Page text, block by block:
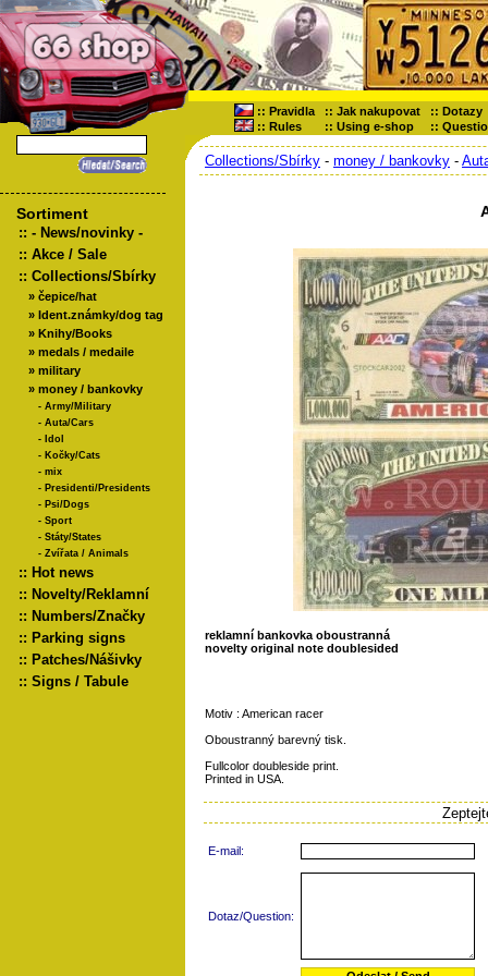
:: Pravidla :: Jak nakupovat :: Dotazy
:: Rules :: Using e-shop ::
Sortiment
:: - News/novinky -
:: Akce / Sale
:: Collections/Sbírky
» čepice/hat
» Ident.známky/dog tag
» Knihy/Books
» medals / medaile
» military
» money / bankovky
- Army/Military
- Auta/Cars
- Idol
- Kočky/Cats
- mix
- Presidenti/Presidents
- Psi/Dogs
- Sport
- Státy/States
- Zvířata / Animals
:: Hot news
:: Novelty/Reklamní
:: Numbers/Značky
:: Parking signs
:: Patches/Nášivky
:: Signs / Tabule
Collections/Sbírky - money / bankovky -
reklamní bankovka oboustranná
novelty original note doublesided
Motiv : American racer
Oboustranný barevný tisk.
Fullcolor doubleside print.
Printed in USA.
E-mail:
Dotaz/Question: